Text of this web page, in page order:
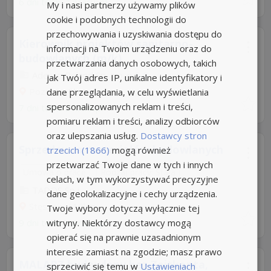
Kierownik projektów sanitarno-
budowlanych (m/k)
Adecco Poland Sp. z o. o 5,0
Poznań+9km
7 dni temu zhrlink.pl
Sprzedawca materiałów budowlanych
Umowa o pracę Rodzaj pracy: Stała
TADOS Sp.j
Stęszew+10km
9 dni temu zpracuj.pl
MALARZ budowlany bez Zeitkonta,
My i nasi partnerzy używamy plików
cookie i podobnych technologii do
przechowywania i uzyskiwania dostępu do
informacji na Twoim urządzeniu oraz do
przetwarzania danych osobowych, takich
jak Twój adres IP, unikalne identyfikatory i
dane przeglądania, w celu wyświetlania
spersonalizowanych reklam i treści,
pomiaru reklam i treści, analizy odbiorców
oraz ulepszania usług. Dostawcy stron
trzecich (1866) mogą również
przetwarzać Twoje dane w tych i innych
celach, w tym wykorzystywać precyzyjne
dane geolokalizacyjne i cechy urządzenia.
Twoje wybory dotyczą wyłącznie tej
witryny. Niektórzy dostawcy mogą
opierać się na prawnie uzasadnionym
interesie zamiast na zgodzie; masz prawo
sprzeciwić się temu w Ustawieniach